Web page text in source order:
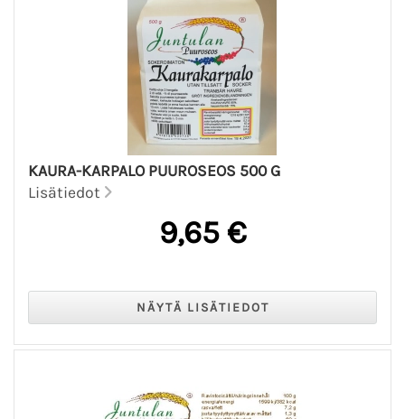
KAURA-KARPALO PUUROSEOS 500 G
Lisätiedot
9,65 €